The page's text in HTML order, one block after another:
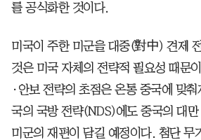
를 공식화한 것이다.
미국이 주한 미군을 대중(對中) 견제
것은 미국 자체의 전략적 필요성 때문
·안보 전략의 초점은 온통 중국에 맞
국의 국방 전략(NDS)에도 중국의 대
미군의 재편이 담길 예정이다. 첨단 무